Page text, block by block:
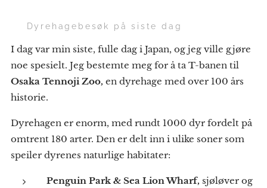
🦁 Dyrehagebesøk på siste dag
I dag var min siste, fulle dag i Japan, og jeg ville gjøre
noe spesielt. Jeg bestemte meg for å ta T-banen til
Osaka Tennoji Zoo, en dyrehage med over 100 års
historie.
Dyrehagen er enorm, med rundt 1000 dyr fordelt på
omtrent 180 arter. Den er delt inn i ulike soner som
speiler dyrenes naturlige habitater:
Penguin Park & Sea Lion Wharf, sjøløver og